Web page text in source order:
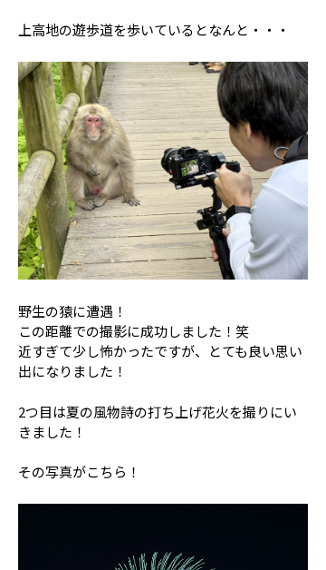
上高地の遊歩道を歩いているとなんと・・・
野生の猿に遭遇！
この距離での撮影に成功しました！笑
近すぎて少し怖かったですが、とても良い思い
出になりました！
2つ目は夏の風物詩の打ち上げ花火を撮りにい
きました！
その写真がこちら！